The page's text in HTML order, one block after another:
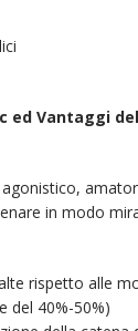
ed Vantaggi
in modo
rispetto alle
del 40%-50%)